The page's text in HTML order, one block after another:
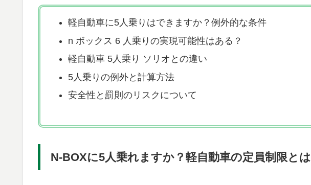
軽自動車に5人乗りはできますか？例外的な条件
n ボックス 6 人乗りの実現可能性はある？
軽自動車 5人乗り ソリオとの違い
5人乗りの例外と計算方法
安全性と罰則のリスクについて
N-BOXに5人乗れますか？軽自動車の定員制限とは